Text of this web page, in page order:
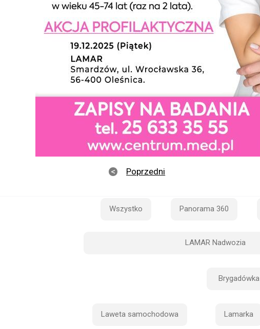
Poprzedni
Wszystko Panorama 360
LAMAR Nadwozia
Laweta samochodowa
Brygadówka
Lamarka